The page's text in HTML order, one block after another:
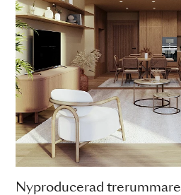
Nyproducerad trerummare